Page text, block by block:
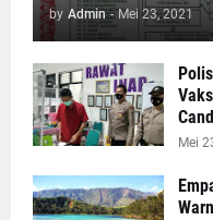
by Admin - Mei 23, 2021
Mei